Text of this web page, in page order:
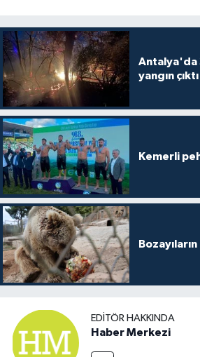
Antalya'da
yangın çıktı
Kemerli
EDITÖR HAKKINDA
Haber Merkezi